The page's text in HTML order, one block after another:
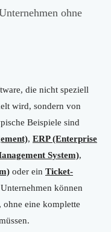
ohne
die nicht speziell
wird, sondern von
Beispiele sind
, ERP (Enterprise
System),
oder ein Ticket-
können
ohne eine komplette